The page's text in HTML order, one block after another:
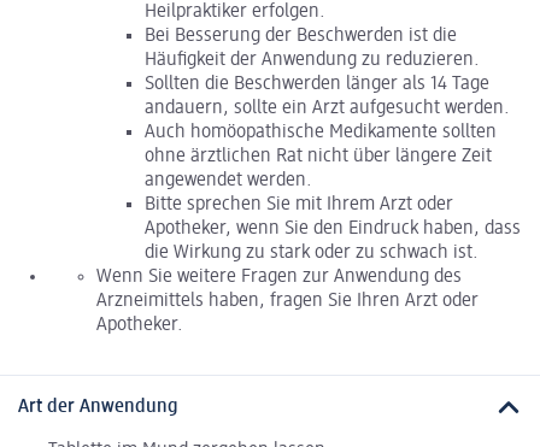
Heilpraktiker erfolgen.
Bei Besserung der Beschwerden ist die
Häufigkeit der Anwendung zu reduzieren.
Sollten die Beschwerden länger als 14 Tage
andauern, sollte ein Arzt aufgesucht werden.
Auch homöopathische Medikamente sollten
ohne ärztlichen Rat nicht über längere Zeit
angewendet werden.
Bitte sprechen Sie mit Ihrem Arzt oder
Apotheker, wenn Sie den Eindruck haben, dass
die Wirkung zu stark oder zu schwach ist.
Wenn Sie weitere Fragen zur Anwendung des
Arzneimittels haben, fragen Sie Ihren Arzt oder
Apotheker.
Art der Anwendung